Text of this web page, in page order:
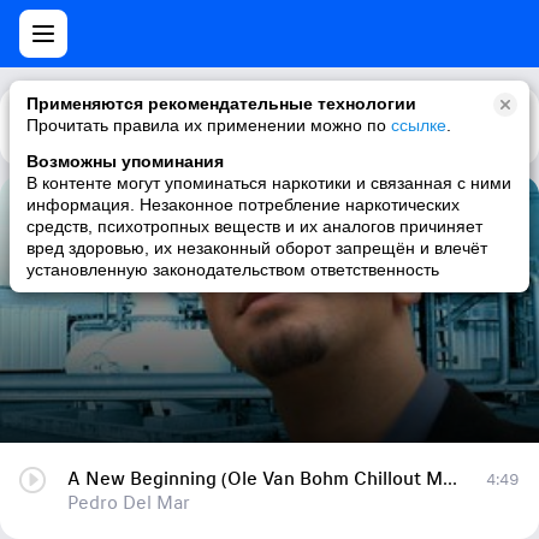
Применяются рекомендательные технологии
Прочитать правила их применении можно по ссылке
Возможны упоминания
В контенте могут упоминаться наркотики и связанная с ними
информация. Незаконное потребление наркотических
средств, психотропных веществ и их аналогов причиняет
вред здоровью, их незаконный оборот запрещён и влечёт
установленную законодательством ответственность
Каталог Рекомендации
Pedro Del Mar
A New Beginning (Ole Van Bohm Chillout Mix)
Pedro Del Mar
4:49